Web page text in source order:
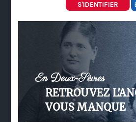
S'IDENTIFIER
En Deux-Sèvres
RETROUVEZ
VOUS MANQUE